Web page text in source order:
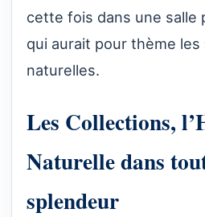
cette fois dans une salle
qui aurait pour thème les
naturelles.
Les Collections,
Naturelle dans
splendeur